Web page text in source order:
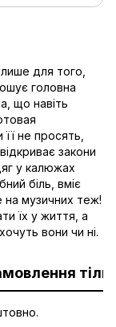
для того,
головна
що навіть
не просять,
закони
у калюжах
біль, вміє
на музичних теж!
їх у життя, а
вони чи ні.